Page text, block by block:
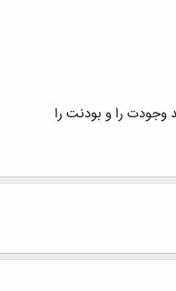
وجودت را و بودنت را